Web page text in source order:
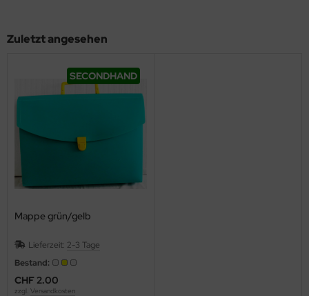
Zuletzt angesehen
SECONDHAND
Mappe grün/gelb
Lieferzeit: 2-3 Tage
Bestand:
CHF 2.00
zzgl. Versandkosten